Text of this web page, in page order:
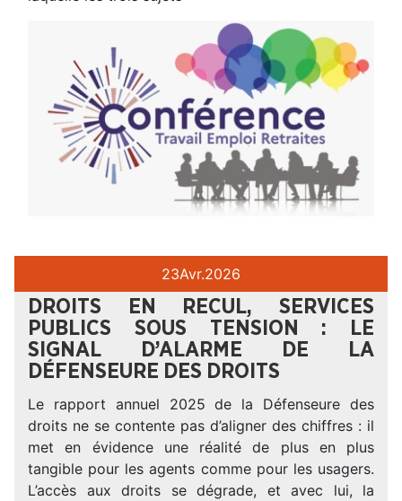
23Avr.2026
DROITS EN RECUL, SERVICES
PUBLICS SOUS TENSION : LE
SIGNAL D’ALARME DE LA
DÉFENSEURE DES DROITS
Le rapport annuel 2025 de la Défenseure des
droits ne se contente pas d’aligner des chiffres : il
met en évidence une réalité de plus en plus
tangible pour les agents comme pour les usagers.
L’accès aux droits se dégrade, et avec lui, la